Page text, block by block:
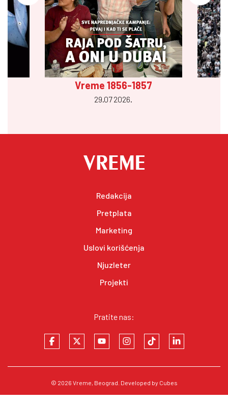
Vreme 1856-1857
29.07 2026.
Redakcija
Pretplata
Marketing
Uslovi korišćenja
Njuzleter
Projekti
Pratite nas:
© 2026 Vreme, Beograd. Developed by Cubes